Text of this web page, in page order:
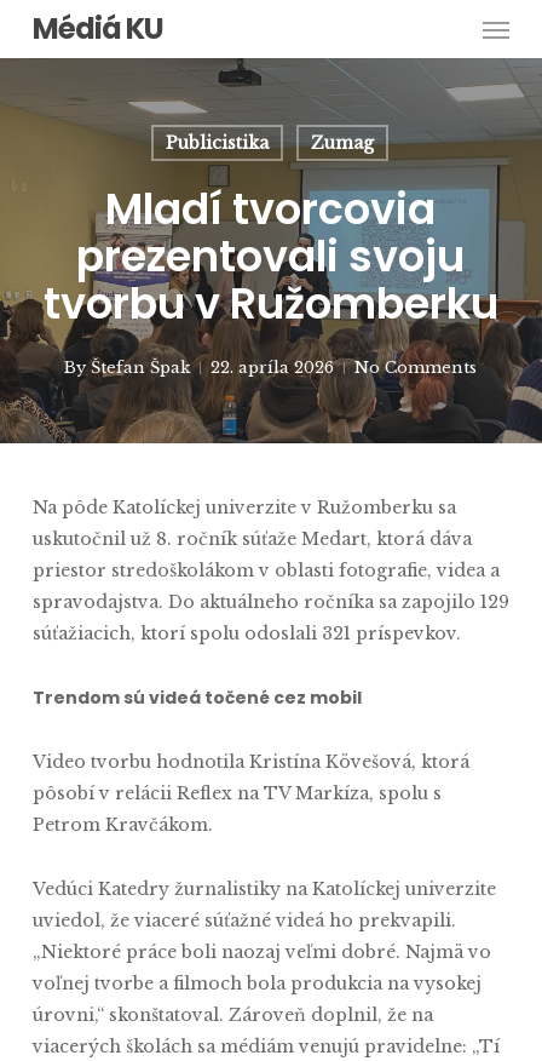
SkipMédiá KU
Publicistika Zumag
Mladí tvorcovia
prezentovali svoju
tvorbu v Ružomberku
By Štefan Špak 22. apríla 2026 No Comments
Na pôde Katolíckej univerzite v Ružomberku sa
uskutočnil už 8. ročník súťaže Medart, ktorá dáva
priestor stredoškolákom v oblasti fotografie, videa a
spravodajstva. Do aktuálneho ročníka sa zapojilo 129
súťažiacich, ktorí spolu odoslali 321 príspevkov.
Trendom sú videá točené cez mobil
Video tvorbu hodnotila Kristína Kövešová, ktorá
pôsobí v relácii Reflex na TV Markíza, spolu s
Petrom Kravčákom.
Vedúci Katedry žurnalistiky na Katolíckej univerzite
uviedol, že viaceré súťažné videá ho prekvapili.
„Niektoré práce boli naozaj veľmi dobré. Najmä vo
voľnej tvorbe a filmoch bola produkcia na vysokej
úrovni,“ skonštatoval. Zároveň doplnil, že na
viacerých školách sa médiám venujú pravidelne: „Tí